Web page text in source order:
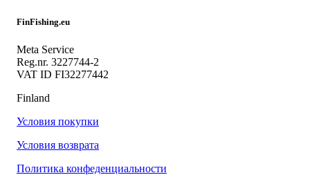
FinFishing.eu
Meta Service
Reg.nr. 3227744-2
VAT ID FI32277442
Finland
Условия покупки
Условия возврата
Политика конфеденциальности